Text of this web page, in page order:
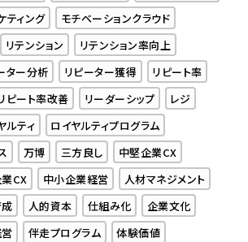
ティング
モチベーションクラウド
リテンション
リテンション率向上
ター分析 リピーター獲得
リピート率
ピート率改善 リーダーシップ
レジ
ルティ
ロイヤルティプログラム
万博 三方良し
中堅企業CX
CX 中小企業経営
人材マネジメント
人的資本 仕組み化
企業文化
伴走プログラム
体験価値